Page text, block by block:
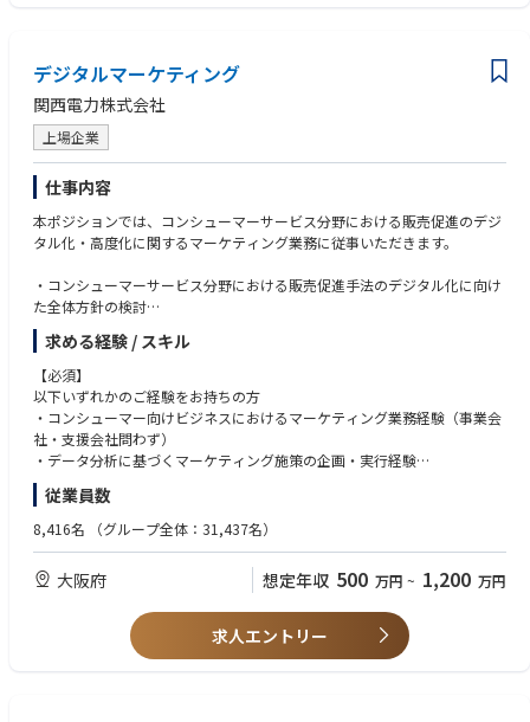
◆創業のストーリー
JERA Cross が生まれた背景には、「2050 年ゼロエミッション」という JE
RA の大胆な挑戦があります。火力発電のリーディングカンパニーである
がゆえに、脱炭素への道のりは険しい——だからこそ、戦略策定と技術実
装を一気通貫で担う専門チームが必要でした。
2014–2019 東京電力と中部電力が JV を設立し、燃料調達と火力発電で国
内シェア 30 % を確立。
「2030 年再エネ導入の崖」が顕在化。
2024.6 企業の GX 加速を伴走するため、JERA Cross 設立。「脱炭素＝コ
スト」という常識を、「脱炭素＝価値」に変える旗印を掲げました。 必要
だったチームは想像を超え、今では技術実装だけでなくお客様の戦略パー
トナーとなり、難題の解決に共創・貢献しています。
◆Values◆
Value｜やりきるまで進化する。進化するまでやりきる。
・挑戦者たれ：挑戦を楽しみ、切り拓く。まずはやってみる
ーChallenge with Passion. Be the Pioneer.
・実行者たれ：工夫を続け、最後までやり切る
・共創者たれ：お客様の成功を“自分ごと”として追求する
ーAlways Acting in the Client’s Best Interest.
・協働者たれ：仲間を信じ、共に壁を乗り越える
■JERA Crossの4つのバリューは、単なる理念ではなく「どう行動する
か」を示す実践的な指針です。 挑戦し、実行し、お客様と共創し、仲間と
デジタルマーケティング
関西電力株式会社
上場企業
仕事内容
本ポジションでは、コンシューマーサービス分野における販売促進のデジ
タル化・高度化に関するマーケティング業務に従事いただきます。
・コンシューマーサービス分野における販売促進手法のデジタル化に向け
た全体方針の検討
・販売傾向データや顧客データの分析に基づく販売促進施策の企画・立案
・テストマーケティング（実証試験）の計画・実行および効果検証
・検証結果を踏まえた施策の高度化・実装推進
・機械学習モデルの構築・実装推進
・マーケティングオートメーション（MA）の導入・運用
入社後は、リビング営業計画グループのマーケティングチームにて、当社
用した販売促進業務に携わっていただきます。
一定期間これらの業務に携わった後、キャリアアップの一環として他部署
へのローテーションを行う場合があります。
求める経験 / スキル
【必須】
以下いずれかのご経験をお持ちの方
・コンシューマー向けビジネスにおけるマーケティング業務経験（事業会
社・支援会社問わず）
・データ分析に基づくマーケティング施策の企画・実行経験
・デジタルチャネル（Web広告、メール、LINE等）を活用したマーケティ
ング施策の企画・運用経験
・マーケティングオートメーション（MA）やDMP、CMS等のツール導
入・活用経験
・機械学習モデルの企画・設計・活用経験
従業員数
8,416名 （グループ全体：31,437名）
大阪府 想定年収 500 万円 ~ 1,200 万円
求人エントリー